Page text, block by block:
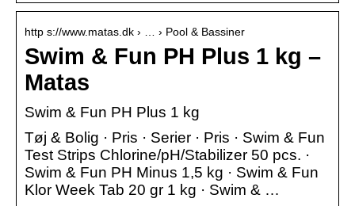
http s://www.matas.dk › … › Pool & Bassiner
Swim & Fun PH Plus 1 kg –
Matas
Swim & Fun PH Plus 1 kg
Tøj & Bolig · Pris · Serier · Pris · Swim & Fun
Test Strips Chlorine/pH/Stabilizer 50 pcs. ·
Swim & Fun PH Minus 1,5 kg · Swim & Fun
Klor Week Tab 20 gr 1 kg · Swim & …